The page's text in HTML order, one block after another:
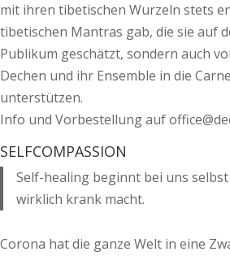
mit ihren tibetischen Wurzeln stets
tibetischen Mantras gab, die sie auf
Publikum geschätzt, sondern auch
Dechen und ihr Ensemble in die
unterstützen.
Info und Vorbestellung auf
SELFCOMPASSION
Self-healing beginnt bei uns
wirklich krank macht.
Corona hat die ganze Welt in eine